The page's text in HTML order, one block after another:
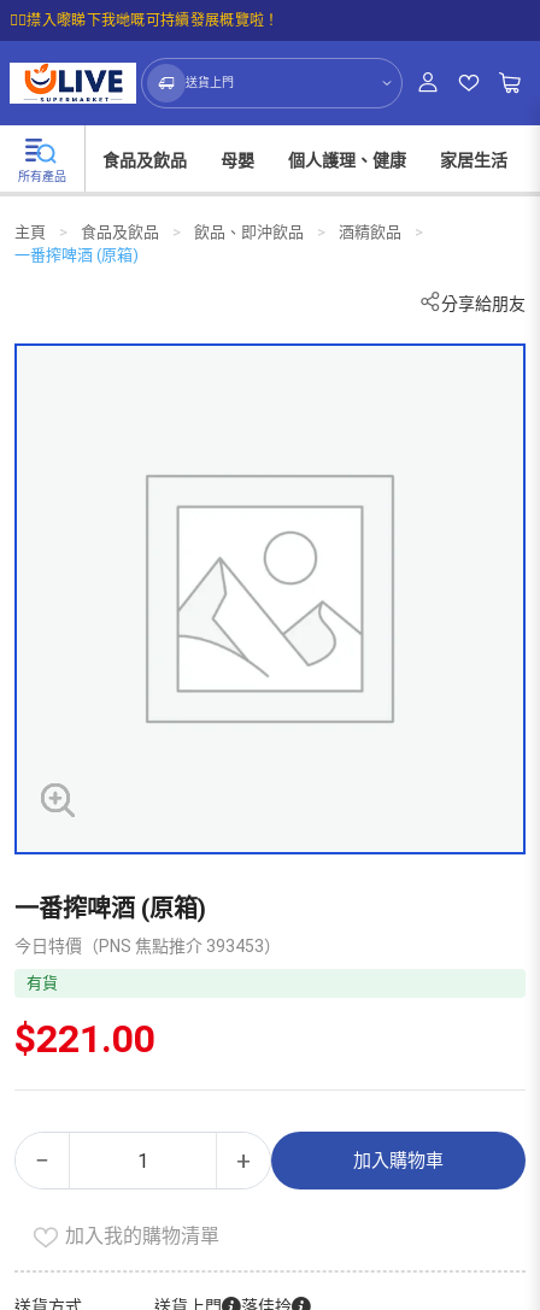
☝🏼㩒入嚟睇下我哋嘅可持續發展概覽啦！
送貨上門
所有產品
食品及飲品 母嬰 個人護理、健康 家居生活
主頁 > 食品及飲品 > 飲品、即沖飲品 > 酒精飲品
>
一番搾啤酒 (原箱)
分享給朋友
一番搾啤酒 (原箱)
今日特價（PNS 焦點推介 393453）
有貨
$221.00
−
一
番
酒
(原
+ 加入購物車
Alternative:
加入我的購物清單